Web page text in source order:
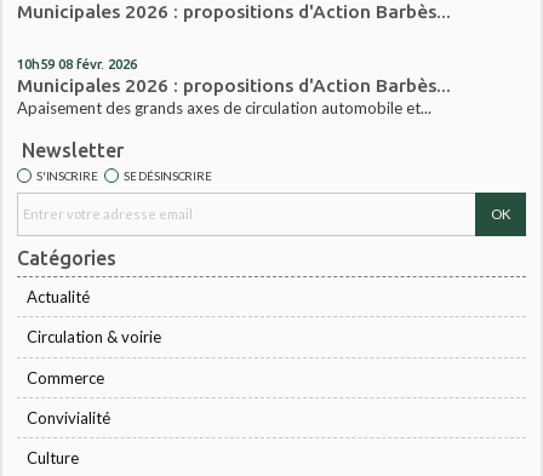
Municipales 2026 : propositions d'Action Barbès...
10h59 08 févr. 2026
Municipales 2026 : propositions d'Action Barbès...
Apaisement des grands axes de circulation automobile et...
Newsletter
S'INSCRIRE SE DÉSINSCRIRE
Catégories
Actualité
Circulation & voirie
Commerce
Convivialité
Culture